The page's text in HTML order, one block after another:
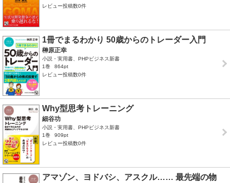
レビュー投稿数0件
1冊でまるわかり 50歳からのトレーダー入門
榊原正幸
小説・実用書、PHPビジネス新書
1巻
864pt
レビュー投稿数0件
Why型思考トレーニング
細谷功
小説・実用書、PHPビジネス新書
1巻
909pt
レビュー投稿数0件
アマゾン、ヨドバシ、アスクル…… 最先端の物